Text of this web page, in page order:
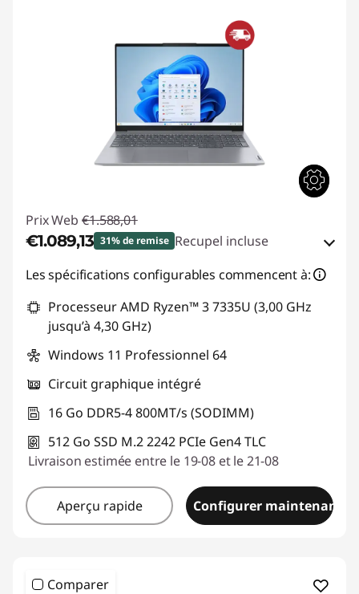
Prix Web €1.588,01
€1.089,13 31% de remise Recupel incluse
Bons de réduction en ligne :-€498,88
Code de réduction :THINKDEAL
Les spécifications configurables commencent à:
Processeur AMD Ryzen™ 3 7335U (3,00 GHz
jusqu’à 4,30 GHz)
Windows 11 Professionnel 64
Circuit graphique intégré
16 Go DDR5-4 800MT/s (SODIMM)
512 Go SSD M.2 2242 PCIe Gen4 TLC
Livraison estimée entre le 19-08 et le 21-08
Aperçu rapide Configurer maintenant
Comparer